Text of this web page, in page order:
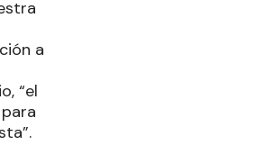
a
“el